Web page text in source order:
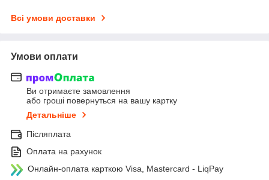
Всі умови доставки
Умови оплати
Ви отримаєте замовлення
або гроші повернуться на вашу картку
Детальніше
Післяплата
Оплата на рахунок
Онлайн-оплата карткою Visa, Mastercard - LiqPay